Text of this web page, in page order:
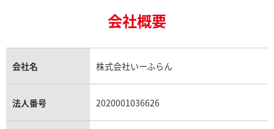
イマー IW354805
格
IWC アクアタイマー
参考買取価格
309,000円
金貨買取
貴金属買取
銀・シルバー買取
パラジウム買取
トパーズ買取
タンザナイト買取
キャッツアイ買取
ロレックス エクスプローラー買取
ロレックス デイトジャスト買取
パテック フィリップノーチラス買取
ヴァシュロン・コンスタンタン買取
シャネル マトラッセ買取
セリーヌ買取
ヴァンクリーフ＆アーペル買取
ショーメ買取
ダミアーニ買取
会社概要
会社名 株式会社いーふらん
法人番号 2020001036626